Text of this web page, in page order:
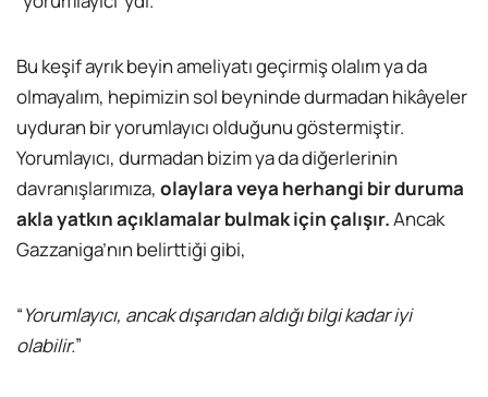
Bu keşif ayrık beyin ameliyatı geçirmiş olalım ya da
olmayalım, hepimizin sol beyninde durmadan hikâyeler
uyduran bir yorumlayıcı olduğunu göstermiştir.
Yorumlayıcı, durmadan bizim ya da diğerlerinin
davranışlarımıza,olaylara veya herhangi bir duruma
akla yatkın açıklamalar bulmak için çalışır.Ancak
Gazzaniga’nın belirttiği gibi,
“Yorumlayıcı, ancak dışarıdan aldığı bilgi kadar iyi
olabilir.”